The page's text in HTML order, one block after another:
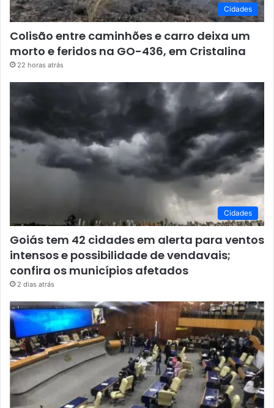
Cidades
Colisão entre caminhões e carro deixa um
morto e feridos na GO-436, em Cristalina
22 horas atrás
Cidades
Goiás tem 42 cidades em alerta para ventos
intensos e possibilidade de vendavais;
confira os municípios afetados
2 dias atrás